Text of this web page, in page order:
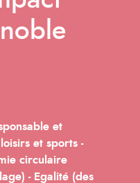
et
et sports -
circulaire
- Egalité (des